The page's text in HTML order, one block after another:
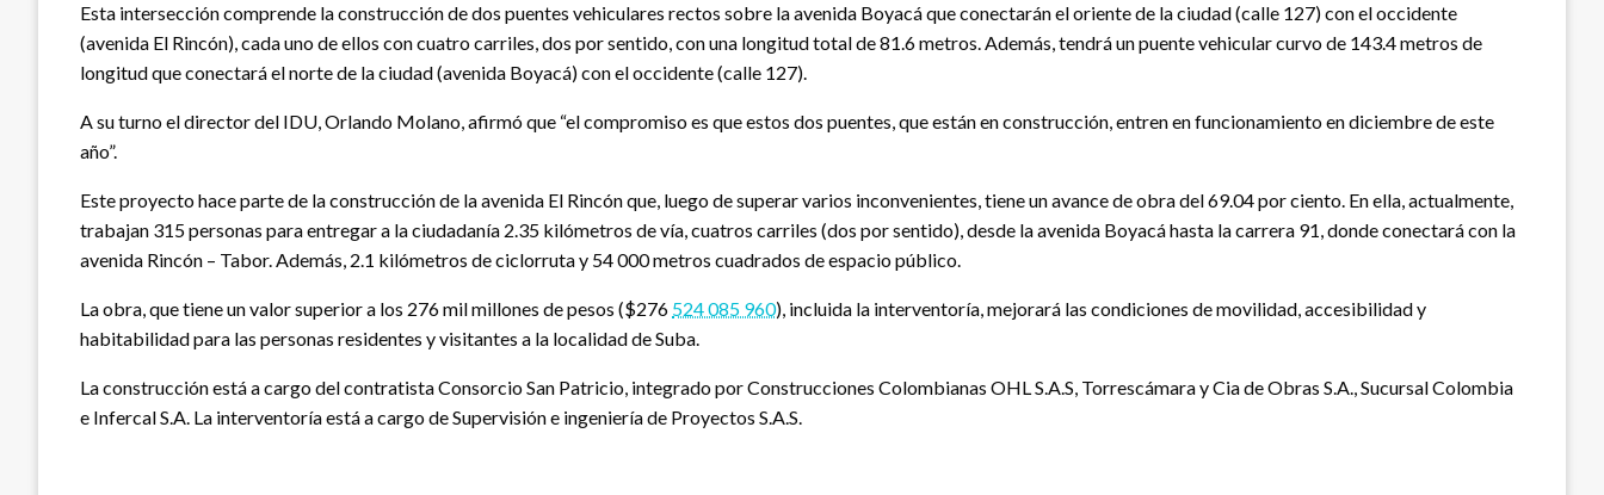
Esta intersección comprende la construcción de dos puentes vehiculares rectos sobre la avenida Boyacá que conectarán el oriente de la ciudad (calle 127) con el occidente
(avenida El Rincón), cada uno de ellos con cuatro carriles, dos por sentido, con una longitud total de 81.6 metros. Además, tendrá un puente vehicular curvo de 143.4 metros de
longitud que conectará el norte de la ciudad (avenida Boyacá) con el occidente (calle 127).
A su turno el director del IDU, Orlando Molano, afirmó que “el compromiso es que estos dos puentes, que están en construcción, entren en funcionamiento en diciembre de este
año”.
Este proyecto hace parte de la construcción de la avenida El Rincón que, luego de superar varios inconvenientes, tiene un avance de obra del 69.04 por ciento. En ella, actualmente,
trabajan 315 personas para entregar a la ciudadanía 2.35 kilómetros de vía, cuatros carriles (dos por sentido), desde la avenida Boyacá hasta la carrera 91, donde conectará con la
avenida Rincón – Tabor. Además, 2.1 kilómetros de ciclorruta y 54 000 metros cuadrados de espacio público.
La obra, que tiene un valor superior a los 276 mil millones de pesos ($276 524 085 960), incluida la interventoría, mejorará las condiciones de movilidad, accesibilidad y
habitabilidad para las personas residentes y visitantes a la localidad de Suba.
La construcción está a cargo del contratista Consorcio San Patricio, integrado por Construcciones Colombianas OHL S.A.S, Torrescámara y Cia de Obras S.A., Sucursal Colombia
e Infercal S.A. La interventoría está a cargo de Supervisión e ingeniería de Proyectos S.A.S.